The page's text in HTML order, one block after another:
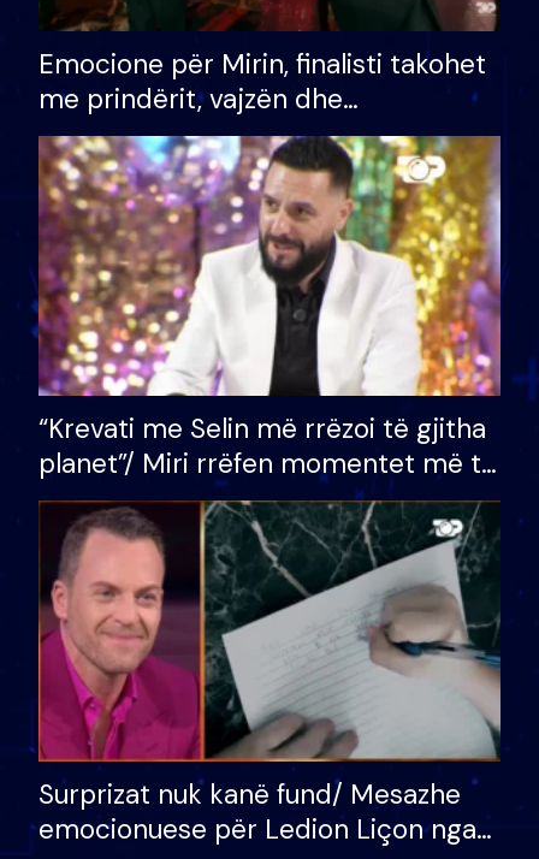
Emocione për Mirin, finalisti takohet
me prindërit, vajzën dhe
bashkëshorten: S’kemi ndonjë letër
divorci apo jo?
“Krevati me Selin më rrëzoi të gjitha
planet”/ Miri rrëfen momentet më të
bukura në shtëpinë e BB VIP: Do më
mungojë zilja e mëngjesit kur…
Surprizat nuk kanë fund/ Mesazhe
emocionuese për Ledion Liçon nga